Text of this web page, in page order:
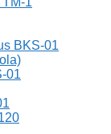
BKS-01
01